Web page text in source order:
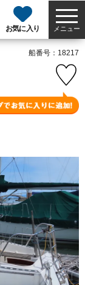
お気に入り メニュー
船番号：18217